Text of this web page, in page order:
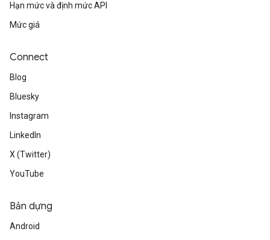
Hạn mức và định mức API
Mức giá
Connect
Blog
Bluesky
Instagram
LinkedIn
X (Twitter)
YouTube
Bản dựng
Android